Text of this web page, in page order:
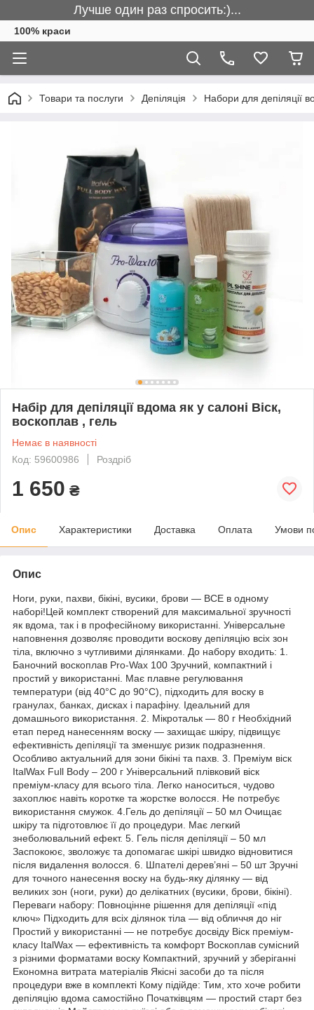
Лучше один раз спросить:)...
100% краси
Товари та послуги Депіляція Набори для депіляції
Набір для депіляції вдома як у салоні Віск,
воскоплав , гель
Немає в наявності
Код: 59600986
Роздріб
1 650 ₴
Опис Характеристики Доставка Оплата Умови
Опис
Ноги, руки, пахви, бікіні, вусики, брови — ВСЕ в одному
наборі!Цей комплект створений для максимальної зручності
як вдома, так і в професійному використанні. Універсальне
наповнення дозволяє проводити воскову депіляцію всіх зон
тіла, включно з чутливими ділянками. До набору входить: 1.
Баночний воскоплав Pro-Wax 100 Зручний, компактний і
простий у використанні. Має плавне регулювання
температури (від 40°C до 90°C), підходить для воску в
гранулах, банках, дисках і парафіну. Ідеальний для
домашнього використання. 2. Мікротальк — 80 г Необхідний
етап перед нанесенням воску — захищає шкіру, підвищує
ефективність депіляції та зменшує ризик подразнення.
Особливо актуальний для зони бікіні та пахв. 3. Преміум віск
ItalWax Full Body – 200 г Універсальний плівковий віск
преміум-класу для всього тіла. Легко наноситься, чудово
захоплює навіть коротке та жорстке волосся. Не потребує
використання смужок. 4.Гель до депіляції – 50 мл Очищає
шкіру та підготовлює її до процедури. Має легкий
знеболювальний ефект. 5. Гель після депіляції – 50 мл
Заспокоює, зволожує та допомагає шкірі швидко відновитися
після видалення волосся. 6. Шпателі дерев’яні – 50 шт Зручні
для точного нанесення воску на будь-яку ділянку — від
великих зон (ноги, руки) до делікатних (вусики, брови, бікіні).
Переваги набору: Повноцінне рішення для депіляції «під
ключ» Підходить для всіх ділянок тіла — від обличчя до ніг
Простий у використанні — не потребує досвіду Віск преміум-
класу ItalWax — ефективність та комфорт Воскоплав сумісний
з різними форматами воску Компактний, зручний у зберіганні
Економна витрата матеріалів Якісні засоби до та після
процедури вже в комплекті Кому підійде: Тим, хто хоче робити
депіляцію вдома самостійно Початківцям — простий старт без